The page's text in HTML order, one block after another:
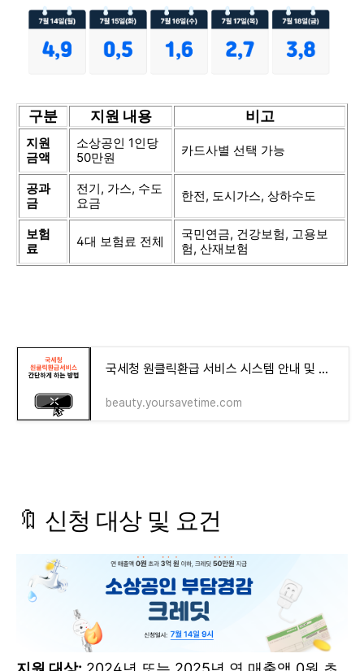
구분 지원 내용 비고
지원
금액
소상공인 1인당
50만원
카드사별 선택 가능
공과
금
전기, 가스, 수도
요금
한전, 도시가스, 상하수도
보험
료
4대 보험료 전체
국민연금, 건강보험, 고용보
험, 산재보험
국세청 원클릭환급 서비스 시스템 안내 및 신고 방법
beauty.yoursavetime.com
🔖 신청 대상 및 요건